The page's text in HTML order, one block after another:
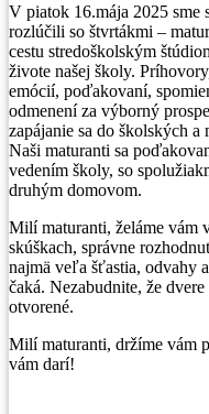
V piatok 16.mája 2025 sme
rozlúčili so štvrtákmi –
cestu stredoškolským
živote našej školy.
emócií, poďakovaní,
odmenení za výborný
zapájanie sa do školských
Naši maturanti sa
vedením školy, so
druhým domovom.
Milí maturanti, želáme vám
skúškach, správne
najmä veľa šťastia, odvahy
čaká. Nezabudnite, že
otvorené.
Milí maturanti, držíme vám
vám darí!